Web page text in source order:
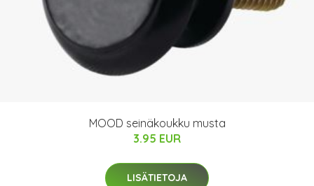
MOOD seinäkoukku musta
3.95 EUR
LISÄTIETOJA